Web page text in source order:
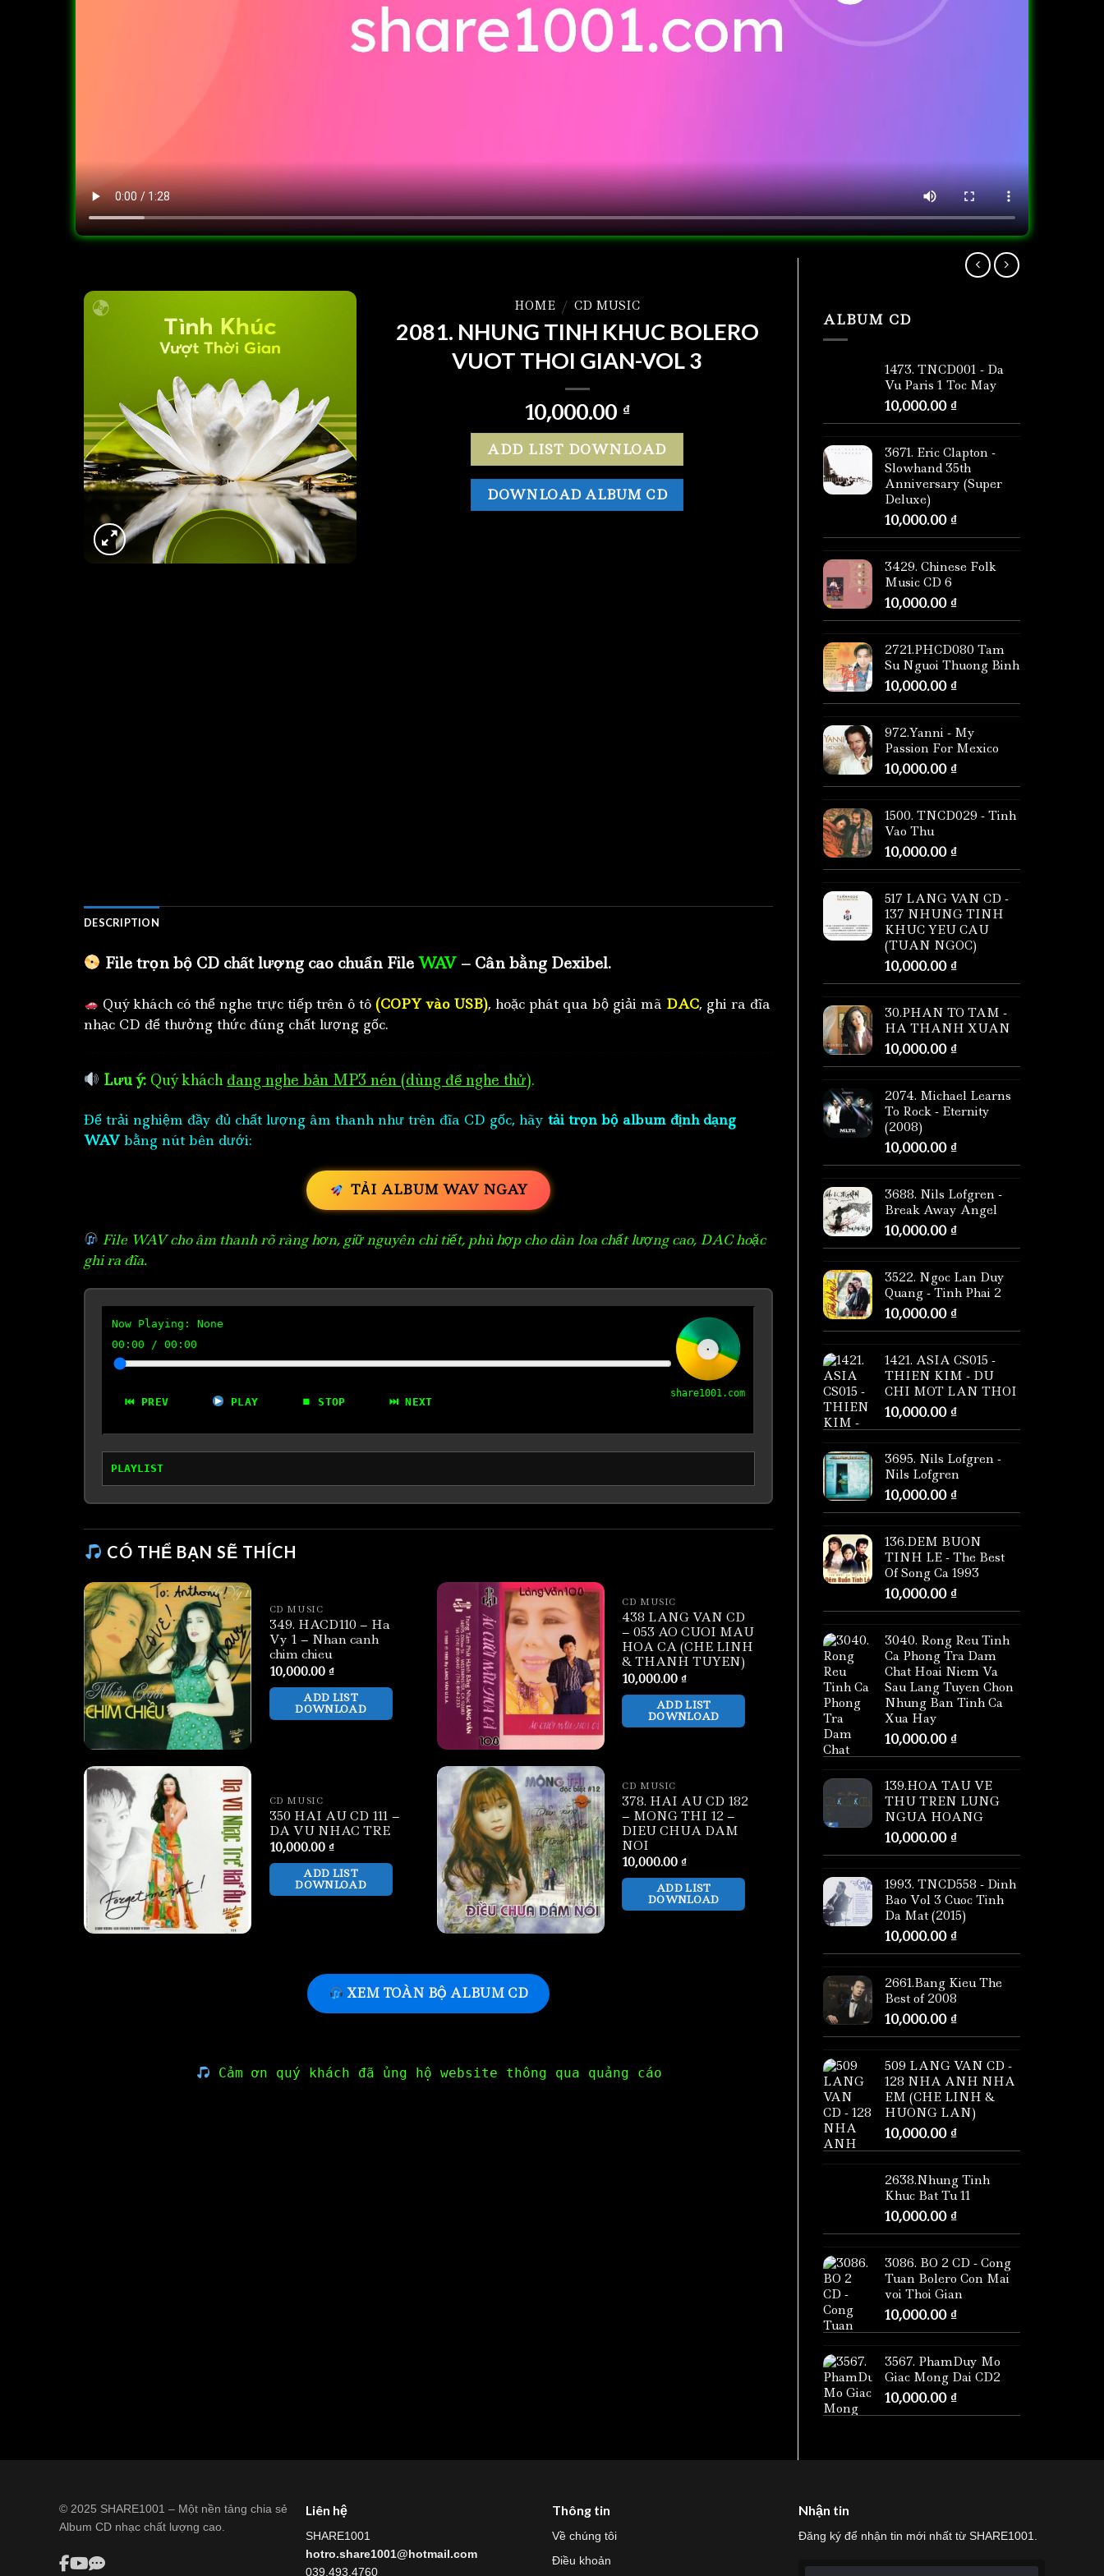
ALBUM CD
1473. TNCD001 - Da
Vu Paris 1 Toc May
10,000.00 ₫
3671. Eric Clapton -
Slowhand 35th
Anniversary (Super
Deluxe)
10,000.00 ₫
3429. Chinese Folk
Music CD 6
10,000.00 ₫
2721.PHCD080 Tam
Su Nguoi Thuong Binh
10,000.00 ₫
972.Yanni - My
Passion For Mexico
10,000.00 ₫
1500. TNCD029 - Tinh
Vao Thu
10,000.00 ₫
517 LANG VAN CD -
137 NHUNG TINH
KHUC YEU CAU
(TUAN NGOC)
10,000.00 ₫
30.PHAN TO TAM -
HA THANH XUAN
10,000.00 ₫
2074. Michael Learns
To Rock - Eternity
(2008)
10,000.00 ₫
3688. Nils Lofgren -
Break Away Angel
10,000.00 ₫
3522. Ngoc Lan Duy
Quang - Tinh Phai 2
10,000.00 ₫
1421. ASIA CS015 -
THIEN KIM - DU
CHI MOT LAN THOI
10,000.00 ₫
3695. Nils Lofgren -
Nils Lofgren
10,000.00 ₫
136.DEM BUON
TINH LE - The Best
Of Song Ca 1993
10,000.00 ₫
3040. Rong Reu Tinh
Ca Phong Tra Dam
Chat Hoai Niem Va
Sau Lang Tuyen Chon
Nhung Ban Tinh Ca
Xua Hay
10,000.00 ₫
139.HOA TAU VE
THU TREN LUNG
NGUA HOANG
10,000.00 ₫
1993. TNCD558 - Dinh
Bao Vol 3 Cuoc Tinh
Da Mat (2015)
10,000.00 ₫
2661.Bang Kieu The
Best of 2008
10,000.00 ₫
509 LANG VAN CD -
128 NHA ANH NHA
EM (CHE LINH &
HUONG LAN)
10,000.00 ₫
2638.Nhung Tinh
Khuc Bat Tu 11
10,000.00 ₫
3086. BO 2 CD - Cong
Tuan Bolero Con Mai
voi Thoi Gian
10,000.00 ₫
3567. PhamDuy Mo
Giac Mong Dai CD2
10,000.00 ₫
HOME / CD MUSIC
2081. NHUNG TINH KHUC BOLERO
VUOT THOI GIAN-VOL 3
10,000.00 ₫
ADD LIST DOWNLOAD
DOWNLOAD ALBUM CD
DESCRIPTION
File trọn bộ CD chất lượng cao chuẩn File WAV– Cân bằng Dexibel.
Quý khách có thể nghe trực tiếp trên ô tô (COPY vào USB), hoặc phát qua bộ giải mã DAC, ghi ra đĩa
nhạc CD để thưởng thức đúng chất lượng gốc.
Lưu ý: Quý khách đang nghe bản MP3 nén (dùng để nghe thử).
Để trải nghiệm đầy đủ chất lượng âm thanh như trên đĩa CD gốc, hãy tải trọn bộ album định dạng
WAV bằng nút bên dưới:
TẢI ALBUM WAV NGAY
File WAV cho âm thanh rõ ràng hơn, giữ nguyên chi tiết, phù hợp cho dàn loa chất lượng cao, DAC hoặc
ghi ra đĩa.
Now Playing: None
00:00 / 00:00
⏮ PREV PLAY ⏹ STOP ⏭ NEXT
share1001.com
PLAYLIST
CÓ THỂ BẠN SẼ THÍCH
CD MUSIC
349. HACD110 – Ha
Vy 1 – Nhan canh
chim chieu
10,000.00 ₫
ADD LIST
DOWNLOAD
CD MUSIC
438 LANG VAN CD
– 053 AO CUOI MAU
HOA CA (CHE LINH
& THANH TUYEN)
10,000.00₫
ADD LIST
DOWNLOAD
CD MUSIC
350 HAI AU CD 111 –
DA VU NHAC TRE
10,000.00 ₫
ADD LIST
DOWNLOAD
CD MUSIC
378. HAI AU CD 182
– MONG THI 12 –
DIEU CHUA DAM
NOI
10,000.00₫
ADD LIST
DOWNLOAD
XEM TOÀN BỘ ALBUM CD
Cảm ơn quý khách đã ủng hộ website thông qua quảng cáo
© 2025 SHARE1001 – Một nền tảng chia sẻ
Album CD nhạc chất lượng cao.
Liên hệ
SHARE1001
hotro.share1001@hotmail.com
039.493.4760
Thông tin
Về chúng tôi
Điều khoản
Nhận tin
Đăng ký để nhận tin mới nhất từ SHARE1001.